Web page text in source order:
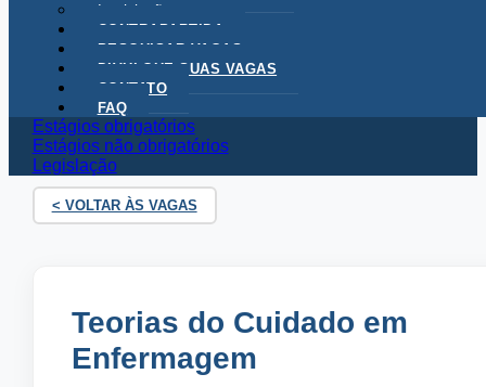
Legislação
CONTRAPARTIDA
PESQUISAR VAGAS
DIVULGUE SUAS VAGAS
CONTATO
FAQ
Unoesc Carreiras
Como utilizar o portal
Estágios obrigatórios
Estágios não obrigatórios
Legislação
< VOLTAR ÀS VAGAS
Teorias do Cuidado em
Enfermagem